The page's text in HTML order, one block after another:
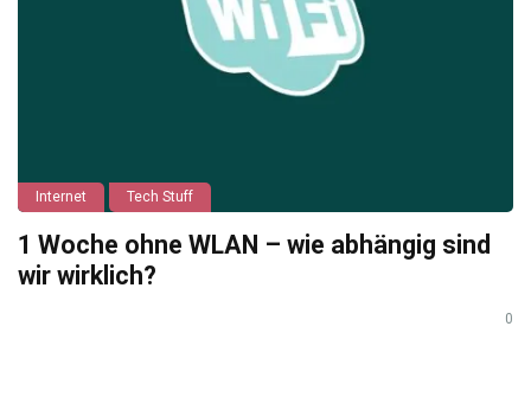
Internet Tech Stuff
1 Woche ohne WLAN – wie abhängig sind
wir wirklich?
0